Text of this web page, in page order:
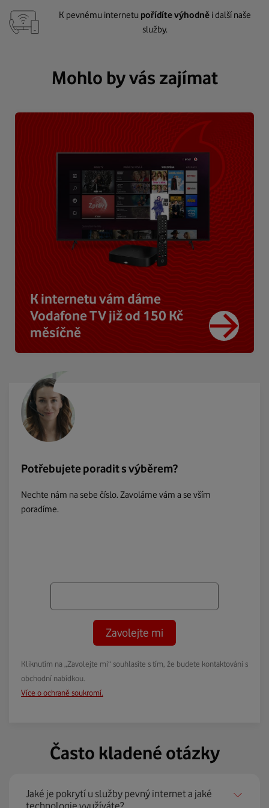
K pevnému internetu pořídíte výhodně i další naše
služby.
Mohlo by vás zajímat
K internetu vám dáme
Vodafone TV již od 150 Kč
měsíčně
Potřebujete poradit s výběrem?
Nechte nám na sebe číslo. Zavoláme vám a se vším
poradíme.
Zavolejte mi
Kliknutím na „Zavolejte mi“ souhlasíte s tím, že budete kontaktováni s
obchodní nabídkou.
Více o ochraně soukromí.
Často kladené otázky
Jaké je pokrytí u služby pevný internet a jaké
technologie využíváte?